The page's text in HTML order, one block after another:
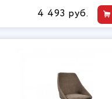
4 493 руб.